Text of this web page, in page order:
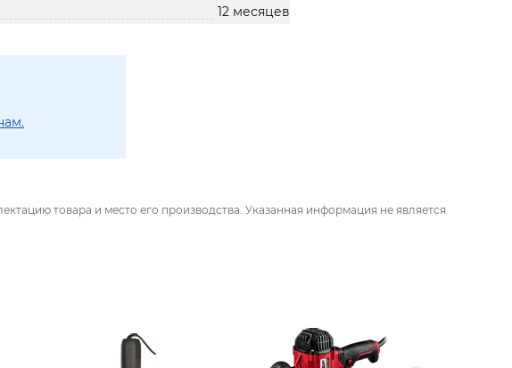
12 месяцев
товара и место его производства. Указанная информация не является